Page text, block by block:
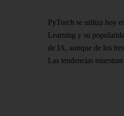
PyTorch se utiliza hoy
Learning y su
de IA, aunque de los
Las tendencias